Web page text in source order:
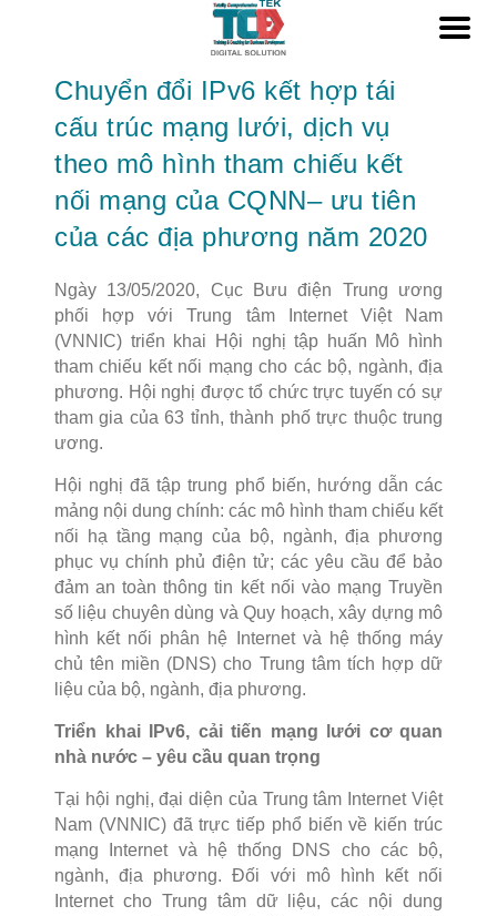
Chuyển đổi IPv6 kết hợp tái
cấu trúc mạng lưới, dịch vụ
theo mô hình tham chiếu kết
nối mạng của CQNN– ưu tiên
của các địa phương năm 2020
Ngày 13/05/2020, Cục Bưu điện Trung ương
phối hợp với Trung tâm Internet Việt Nam
(VNNIC) triển khai Hội nghị tập huấn Mô hình
tham chiếu kết nối mạng cho các bộ, ngành, địa
phương. Hội nghị được tổ chức trực tuyến có sự
tham gia của 63 tỉnh, thành phố trực thuộc trung
ương.
Hội nghị đã tập trung phổ biến, hướng dẫn các
mảng nội dung chính: các mô hình tham chiếu kết
nối hạ tầng mạng của bộ, ngành, địa phương
phục vụ chính phủ điện tử; các yêu cầu để bảo
đảm an toàn thông tin kết nối vào mạng Truyền
số liệu chuyên dùng và Quy hoạch, xây dựng mô
hình kết nối phân hệ Internet và hệ thống máy
chủ tên miền (DNS) cho Trung tâm tích hợp dữ
liệu của bộ, ngành, địa phương.
Triển khai IPv6, cải tiến mạng lưới cơ quan
nhà nước – yêu cầu quan trọng
Tại hội nghị, đại diện của Trung tâm Internet Việt
Nam (VNNIC) đã trực tiếp phổ biến về kiến trúc
mạng Internet và hệ thống DNS cho các bộ,
ngành, địa phương. Đối với mô hình kết nối
Internet cho Trung tâm dữ liệu, các nội dung